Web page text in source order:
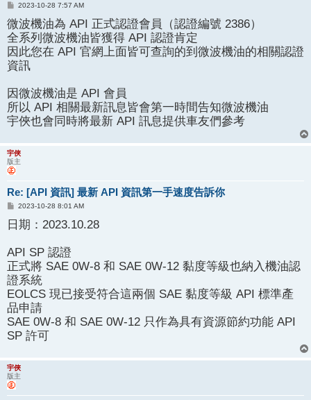
文
2023-10-28 7:57 AM
微波機油為 API 正式認證會員（認證編號 2386）
全系列微波機油皆獲得 API 認證肯定
因此您在 API 官網上面皆可查詢的到微波機油的相關認證
資訊
因微波機油是 API 會員
所以 API 相關最新訊息皆會第一時間告知微波機油
宇俠也會同時將最新 API 訊息提供車友們參考
宇俠
版主
Re: [API 資訊] 最新 API 資訊第一手速度告訴你
文
2023-10-28 8:01 AM
日期：2023.10.28
API SP 認證
正式將 SAE 0W-8 和 SAE 0W-12 黏度等級也納入機油認
證系統
EOLCS 現已接受符合這兩個 SAE 黏度等級 API 標準產
品申請
SAE 0W-8 和 SAE 0W-12 只作為具有資源節約功能 API
SP 許可
宇俠
版主